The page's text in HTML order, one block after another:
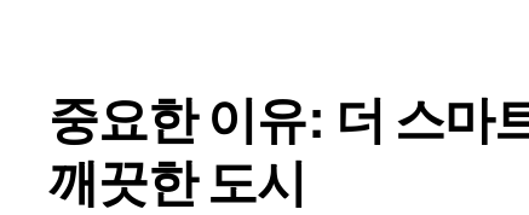
중요한 이유: 더 스마
깨끗한 도시